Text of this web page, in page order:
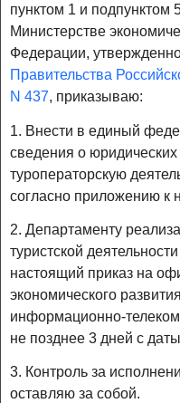
пунктом 1 и подпунктом
Министерстве
Федерации,
Правительства
N 437, приказываю:
1. Внести в единый
сведения о
туроператорскую
согласно приложению к
2. Департаменту
туристской
настоящий приказ на
экономического
информационно-
не позднее 3 дней с
3. Контроль за
оставляю за собой.